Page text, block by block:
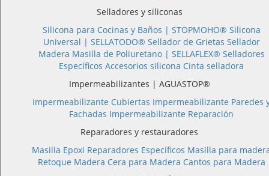
Selladores y siliconas
Silicona para Cocinas y Baños | STOPMOHO® Silicona
Universal | SELLATODO® Sellador de Grietas Sellador
Madera
Masilla de Poliuretano | SELLAFLEX® Selladores
Específicos Accesorios silicona Cinta selladora
Impermeabilizantes | AGUASTOP®
Impermeabilizante Cubiertas Impermeabilizante Paredes
Fachadas Impermeabilizante Reparación
Reparadores y restauradores
Masilla Epoxi Reparadores Específicos Masilla para
Retoque Madera Cera para Madera Cantos para Madera